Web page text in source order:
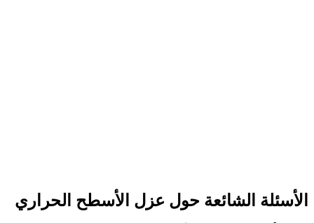
الأسئلة الشائعة حول عزل الأسطح الحراري